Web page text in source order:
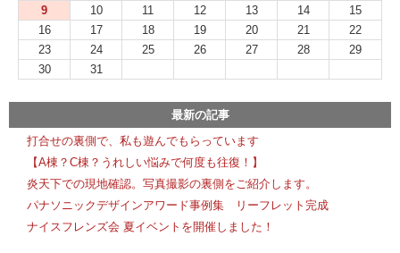
9
10 11 12 13 14
15
16
17 18 19 20 21
22
23
24 25 26 27 28
29
30
31
最新の記事
打合せの裏側で、私も遊んでもらっています
【A棟？C棟？うれしい悩みで何度も往復！】
炎天下での現地確認。写真撮影の裏側をご紹介します。
パナソニックデザインアワード事例集 リーフレット完成
ナイスフレンズ会 夏イベントを開催しました！